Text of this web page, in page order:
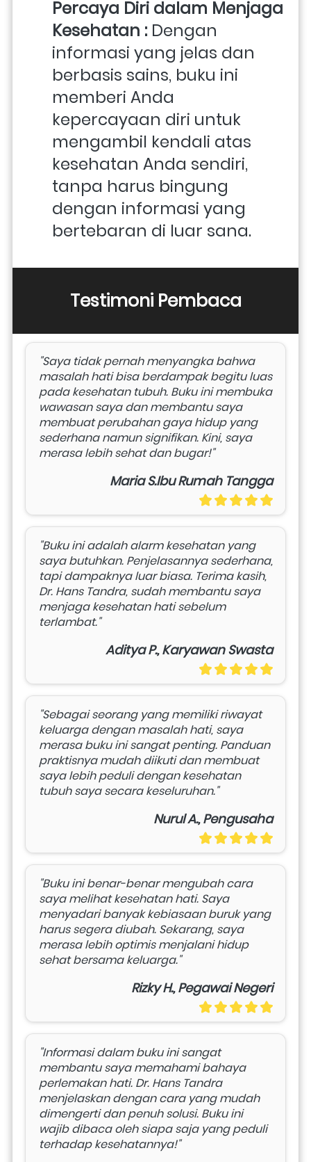
Percaya Diri dalam Menjaga
Kesehatan : Dengan
informasi yang jelas dan
berbasis sains, buku ini
memberi Anda
kepercayaan diri untuk
mengambil kendali atas
kesehatan Anda sendiri,
tanpa harus bingung
dengan informasi yang
bertebaran di luar sana.
Testimoni Pembaca
"Saya tidak pernah menyangka bahwa
masalah hati bisa berdampak begitu luas
pada kesehatan tubuh. Buku ini membuka
wawasan saya dan membantu saya
membuat perubahan gaya hidup yang
sederhana namun signifikan. Kini, saya
merasa lebih sehat dan bugar!"
Maria S.Ibu Rumah Tangga
"Buku ini adalah alarm kesehatan yang
saya butuhkan. Penjelasannya sederhana,
tapi dampaknya luar biasa. Terima kasih,
Dr. Hans Tandra, sudah membantu saya
menjaga kesehatan hati sebelum
terlambat."
Aditya P., Karyawan Swasta
"Sebagai seorang yang memiliki riwayat
keluarga dengan masalah hati, saya
merasa buku ini sangat penting. Panduan
praktisnya mudah diikuti dan membuat
saya lebih peduli dengan kesehatan
tubuh saya secara keseluruhan."
Nurul A., Pengusaha
"Buku ini benar-benar mengubah cara
saya melihat kesehatan hati. Saya
menyadari banyak kebiasaan buruk yang
harus segera diubah. Sekarang, saya
merasa lebih optimis menjalani hidup
sehat bersama keluarga."
Rizky H., Pegawai Negeri
"Informasi dalam buku ini sangat
membantu saya memahami bahaya
perlemakan hati. Dr. Hans Tandra
menjelaskan dengan cara yang mudah
dimengerti dan penuh solusi. Buku ini
wajib dibaca oleh siapa saja yang peduli
terhadap kesehatannya!"